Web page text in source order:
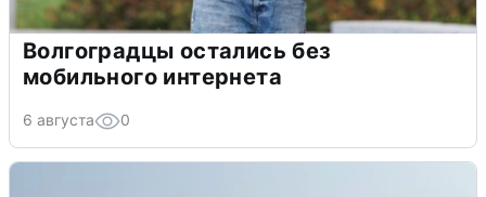
Волгоградцы остались без
мобильного интернета
6 августа 0